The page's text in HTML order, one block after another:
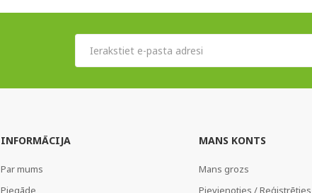
INFORMĀCIJA
Par mums
Piegāde
MANS KONTS
Mans grozs
Pievienoties / Reģistrēties